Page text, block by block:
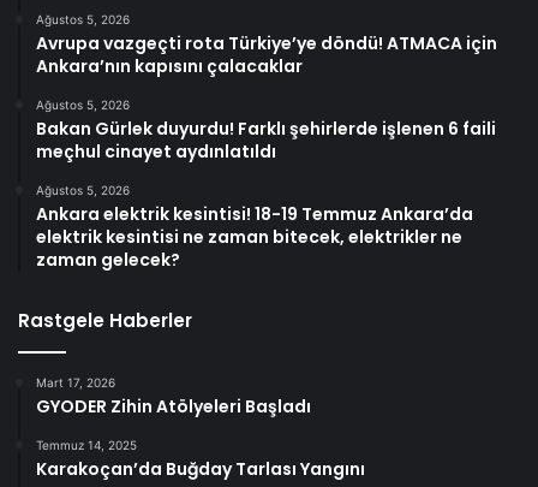
Ağustos 5, 2026
Avrupa vazgeçti rota Türkiye’ye döndü! ATMACA için
Ankara’nın kapısını çalacaklar
Ağustos 5, 2026
Bakan Gürlek duyurdu! Farklı şehirlerde işlenen 6 faili
meçhul cinayet aydınlatıldı
Ağustos 5, 2026
Ankara elektrik kesintisi! 18-19 Temmuz Ankara’da
elektrik kesintisi ne zaman bitecek, elektrikler ne
zaman gelecek?
Rastgele Haberler
Mart 17, 2026
GYODER Zihin Atölyeleri Başladı
Temmuz 14, 2025
Karakoçan’da Buğday Tarlası Yangını